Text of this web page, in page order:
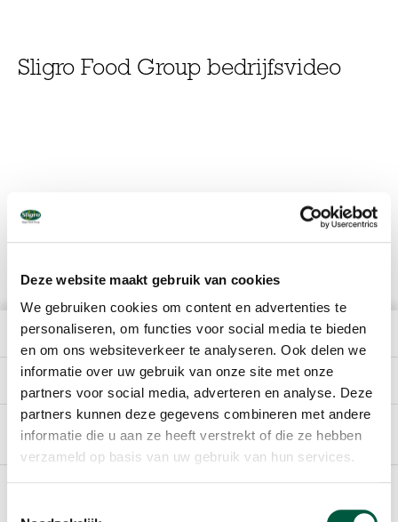
Deze website maakt gebruik van cookies
We gebruiken cookies om content en advertenties te
personaliseren, om functies voor social media te bieden
en om ons websiteverkeer te analyseren. Ook delen we
informatie over uw gebruik van onze site met onze
partners voor social media, adverteren en analyse. Deze
partners kunnen deze gegevens combineren met andere
informatie die u aan ze heeft verstrekt of die ze hebben
verzameld op basis van uw gebruik van hun services.
Sligro Food Group bedrijfsvideo
HET BEDRIJF
Nederlands